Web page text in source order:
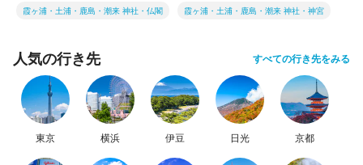
霞ヶ浦・土浦・鹿島・潮来 神社・仏閣 霞ヶ浦・土浦・鹿島・潮来 神社・神宮
人気の行き先 すべての行き先をみる
東京 横浜 伊豆 日光 京都